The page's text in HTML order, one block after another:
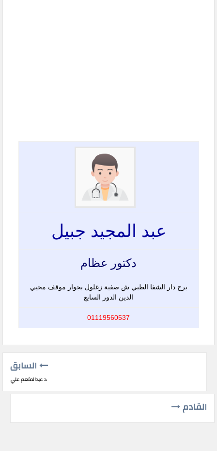
عبد المجيد جبيل
دكتور عظام
برج دار الشفا الطبي ش صفية زغلول بجوار موقف محيي
الدين الدور السابع
01119560537
السابق
د عبدالمنعم علي
القادم